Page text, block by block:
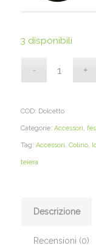
3 disponibili
COD: Dolcetto
Categorie: Accessori,
Tag: Accessori, Colino,
teiera
Descrizione
Recensioni (0)